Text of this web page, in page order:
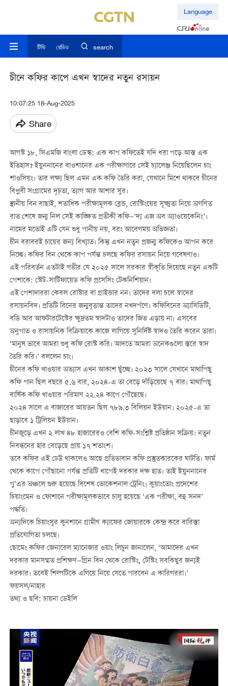
Language
টিভি রেডিও search
চীনে কফির কাপে এখন স্বাদের নতুন রসায়ন
10:07:25 18-Aug-2025
Share
আগস্ট ১৮, সিএমজি বাংলা ডেস্ক: এক কাপ কফিতেই যদি ধরা পড়ে আস্ত এক
ইতিহাস? ইয়ুননানের বাওশানের এক পরীক্ষাগারে সেই চ্যালেঞ্জ নিয়েছিলেন চাং
শাওসিয়ং। তার লক্ষ্য ছিল এমন এক কফি তৈরি করা, যেখানে মিশে থাকবে চীনের
বিপ্লবী সংগ্রামের দৃঢ়তা, ত্যাগ আর আশার সুর।
স্থানীয় বিন বাছাই, শতাধিক পরীক্ষামূলক ব্লেন্ড, রোস্টিংয়ের সূক্ষ্মতা নিয়ে অগণিত
রাত শেষে জন্ম নিল সেই কাঙ্ক্ষিত প্রতীকী কফি—‘দ্য এজ অব অ্যাওয়েকেনিং’।
নামের মতোই এটি যেন শুধু পানীয় নয়, বরং আবেগময় অভিজ্ঞতা।
চীন বরাবরই চায়ের জন্য বিখ্যাত। কিন্তু এখন নতুন প্রজন্ম কফিকেও আপন করে
নিচ্ছে। কফির বিন থেকে কাপ পর্যন্ত চলছে কফির রসায়ন নিয়ে গবেষণাও।
এই পরিবর্তন এতটাই গভীর যে ২০২৫ সালে সরকার স্বীকৃতি দিয়েছে নতুন একটি
পেশাকে: স্টেট-সার্টিফায়েড কফি প্রসেসিং টেকনিশিয়ান।
এই পেশাদাররা কেবল রোস্টার বা গ্রাইন্ডার নন। তাদের বলা চলে স্বাদের
রসায়নবিদ। প্রতিটি বিনের জন্মবৃত্তান্ত তাদের নখদর্পণে। কফিবিনের অ্যাসিডিটি,
বডি আর আফটারটেস্টের ক্ষুদ্রতম স্বাদটাও তাদের জিভ এড়ায় না। এসবের
অনুপাত ও রাসায়নিক বিক্রিয়াকে কাজে লাগিয়ে সুনির্দিষ্ট স্বাদও তৈরি করেন তারা।
‘মানুষ ভাবে আমরা শুধু কফি রোস্ট করি। আদতে আমরা অনেকগুলো স্তরে স্বাদ
তৈরি করি।’ বললেন চাং।
চীনের কফি খাওয়ার অভ্যাস এখন আকাশ ছুঁচ্ছে। ২০২৩ সালে যেখানে মাথাপিছু
কফি পান ছিল বছরে ৫.৬ বার, ২০২৪-এ তা বেড়ে দাঁড়িয়েছে ৭ বার। মাথাপিছু
বার্ষিক কফি খাওয়ার পরিমাণ ২২.২৪ কাপে পৌঁছেছে।
২০২৪ সালে এ বাজারের আয়তন ছিল ৭৮৯.৩ বিলিয়ন ইউয়ান। ২০২৫-এ তা
ছাড়াবে ১ ট্রিলিয়ন ইউয়ান।
চীনজুড়ে এখন ২ লাখ ৪৮ হাজারেরও বেশি কফি-সংশ্লিষ্ট প্রতিষ্ঠান সক্রিয়। নতুন
নিবন্ধনের হার বেড়েছে প্রায় ১৭ শতাংশ।
তবে কফির এই ঢেউ থাকলেও আছে প্রতিভাবান কফি প্রস্তুতকারকের ঘাটতি। ফার্ম
থেকে কাপে পৌঁছানো পর্যন্ত প্রতিটি ধাপেই দরকার দক্ষ হাত। তাই ইয়ুননানের
পু’এর অঞ্চলে শুরু হয়েছে বিশেষ ভোকেশনাল ট্রেনিং। কুয়াংতোং প্রদেশের
চিয়াংমেন ও ফোশানে পরীক্ষামূলকভাবে চালু হয়েছে ‘এক পরীক্ষা, বহু সনদ’
পদ্ধতি।
অন্যদিকে চিয়াংসুর কুনশানে গ্রামীণ ক্যাফের জোয়ারকে কেন্দ্র করে বারিস্তা
প্রতিযোগিতা চলছে।
ছোমেং কফির জেনারেল ম্যানেজার ওয়াং লিচুন জানালেন, ‘আমাদের এখন
দরকার মানসম্মত প্রশিক্ষণ—গ্রিন বিন থেকে রোস্টিং, টেস্টিং সবকিছুর জন্যই
দরকার। তবেই শিল্পটিকে এগিয়ে নিয়ে যেতে পারবেন এ কারিগররা।’
ফয়সল/নাহার
তথ্য ও ছবি: চায়না ডেইলি